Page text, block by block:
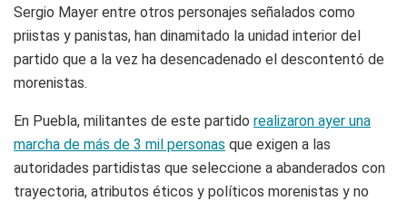
Sergio Mayer entre otros personajes señalados como
priistas y panistas, han dinamitado la unidad interior del
partido que a la vez ha desencadenado el descontentó de
morenistas.
En Puebla, militantes de este partido realizaron ayer una
marcha de más de 3 mil personas que exigen a las
autoridades partidistas que seleccione a abanderados con
trayectoria, atributos éticos y políticos morenistas y no